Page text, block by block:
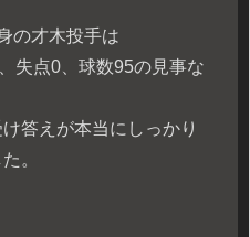
の才木投手は
失点0、球数95の見事な
答えが本当にしっかり
。